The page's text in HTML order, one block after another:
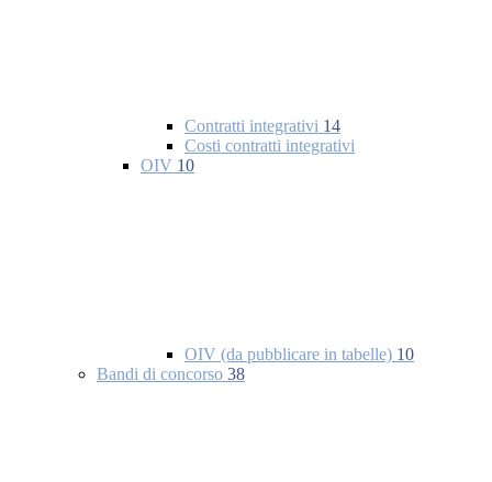
Contratti integrativi 14
Costi contratti integrativi
OIV 10
OIV (da pubblicare in tabelle) 10
Bandi di concorso 38